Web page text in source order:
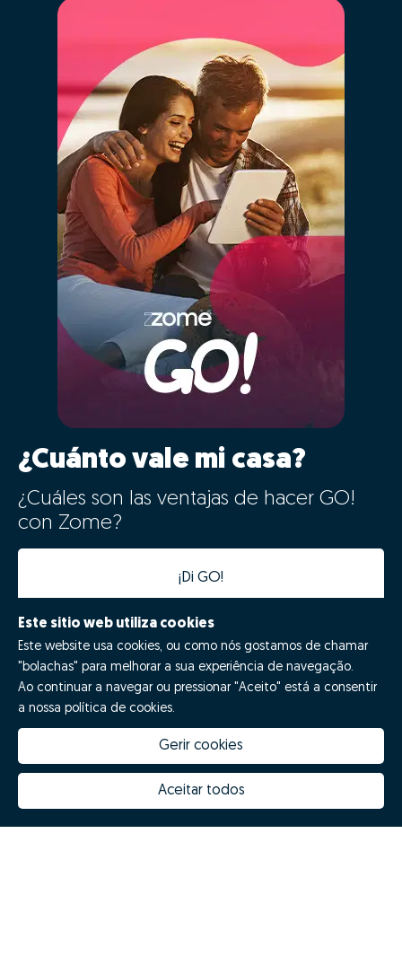
¿Cuánto vale mi casa?
¿Cuáles son las ventajas de hacer GO!
con Zome?
¡Di GO!
Porquê escolher a Zome
Inovação Zome
Hubs Zome
Este sitio web utiliza cookies
Este website usa cookies, ou como nós gostamos de chamar
"bolachas" para melhorar a sua experiência de navegação.
Ao continuar a navegar ou pressionar "Aceito" está a consentir
a nossa política de cookies.
Gerir cookies
Aceitar todos